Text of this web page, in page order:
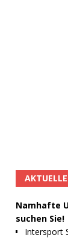
Namhafte
suchen Sie!
Intersport